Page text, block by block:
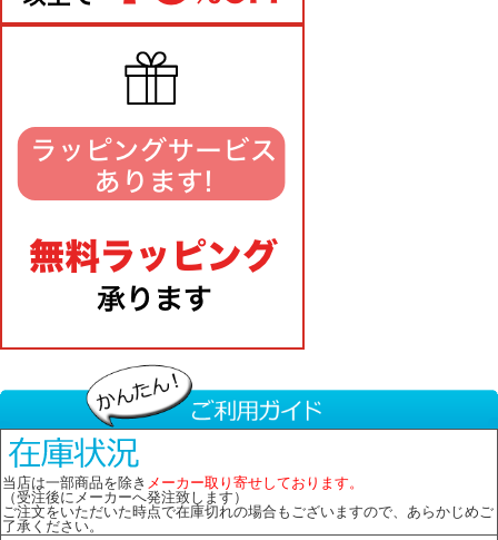
当店は一部商品を除き メーカー取り寄せしております。
（受注後にメーカーへ発注致します）
ご注文をいただいた時点で在庫切れの場合もございますので、あらかじめご
了承ください。